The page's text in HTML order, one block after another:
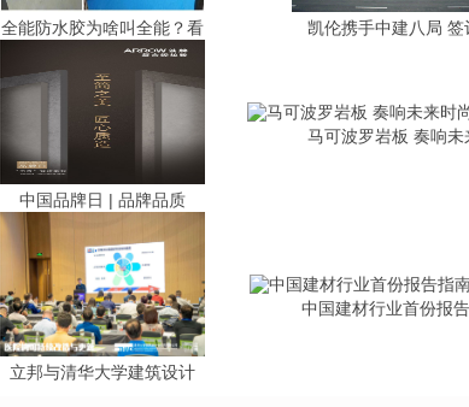
全能防水胶为啥叫全能？看 凯伦携手中建八局 签
中国品牌日 | 品牌品质
马可波罗岩板 奏响未
立邦与清华大学建筑设计
中国建材行业首份报